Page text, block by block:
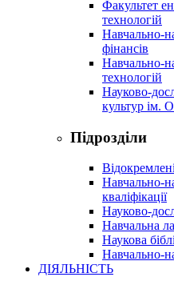
Факультет
технологій
Навчально-
фінансів
Навчально-
технологій
Науково-
культур ім.
Підрозділи
Навчально-
кваліфікації
Науково-
Навчальна
Наукова
Навчально-
ДІЯЛЬНІСТЬ